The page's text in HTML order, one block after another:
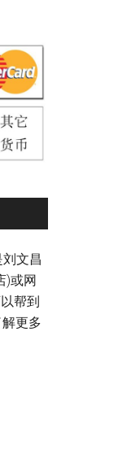
文昌
)或网
帮到
解更多